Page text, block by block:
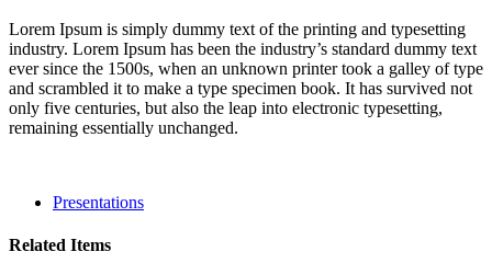
Lorem Ipsum is simply dummy text of the printing and typesetting
industry. Lorem Ipsum has been the industry’s standard dummy text
ever since the 1500s, when an unknown printer took a galley of type
and scrambled it to make a type specimen book. It has survived not
only five centuries, but also the leap into electronic typesetting,
remaining essentially unchanged.
Presentations
Related Items